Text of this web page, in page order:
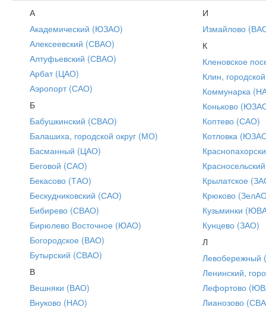
А
Академический (ЮЗАО)
Алексеевский (СВАО)
Алтуфьевский (СВАО)
Арбат (ЦАО)
Аэропорт (САО)
Б
Бабушкинский (СВАО)
Балашиха, городской округ (МО)
Басманный (ЦАО)
Беговой (САО)
Бекасово (ТАО)
Бескудниковский (САО)
Бибирево (СВАО)
Бирюлево Восточное (ЮАО)
Богородское (ВАО)
Бутырский (СВАО)
В
Вешняки (ВАО)
Внуково (НАО)
И
Измайлово
К
Кленовское
Клин,
Коммунарка
Коньково
Коптево (САО)
Котловка
Крылатское
Крюково
Кузьминки
Кунцево (ЗАО)
Л
Ленинский,
Лефортово
Лианозово